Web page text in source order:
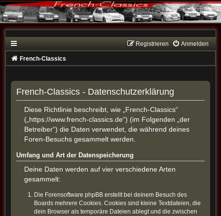
Anmelden
Registrieren
French-Classics
French-Classics - Datenschutzerklärung
Diese Richtlinie beschreibt, wie „French-Classics“
(„https://www.french-classics.de“) (im Folgenden „der
Betreiber“) die Daten verwendet, die während deines
Foren-Besuchs gesammelt werden.
Umfang und Art der Datenspeicherung
Deine Daten werden auf vier verschiedene Arten
gesammelt:
Die Forensoftware phpBB erstellt bei deinem Besuch des
Boards mehrere Cookies. Cookies sind kleine Textdateien, die
dein Browser als temporäre Dateien ablegt und die zwischen